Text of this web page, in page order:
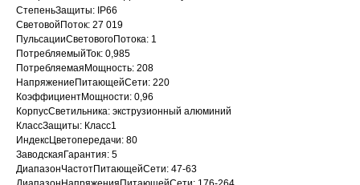
СтепеньЗащиты: IP66
СветовойПоток: 27 019
ПульсацииСветовогоПотока: 1
ПотребляемыйТок: 0,985
ПотребляемаяМощность: 208
НапряжениеПитающейСети: 220
КоэффициентМощности: 0,96
КорпусСветильника: экструзионный алюминий
КлассЗащиты: Класс1
ИндексЦветопередачи: 80
ЗаводскаяГарантия: 5
ДиапазонЧастотПитающейСети: 47-63